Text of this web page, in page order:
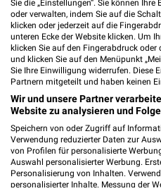
Unterhaltungselektronik 08/2026
Gültig bis Sa. 15.08.
MEDIMAX
Sie die „Einstellungen“. Sie können
oder verwalten, indem Sie auf die
klicken oder jederzeit auf die
unteren Ecke der Website klicken. Um
klicken Sie auf den Fingerabdruck oder
und klicken Sie auf den Menüpunkt
Sie Ihre Einwilligung widerrufen. Diese
Partnern mitgeteilt und haben keinen
Wir und unsere Partner
Website zu analysieren und
Speichern von oder Zugriff auf
Verwendung reduzierter Daten zur
von Profilen für personalisierte
Auswahl personalisierter Werbung.
Personalisierung von Inhalten.
personalisierter Inhalte. Messung der